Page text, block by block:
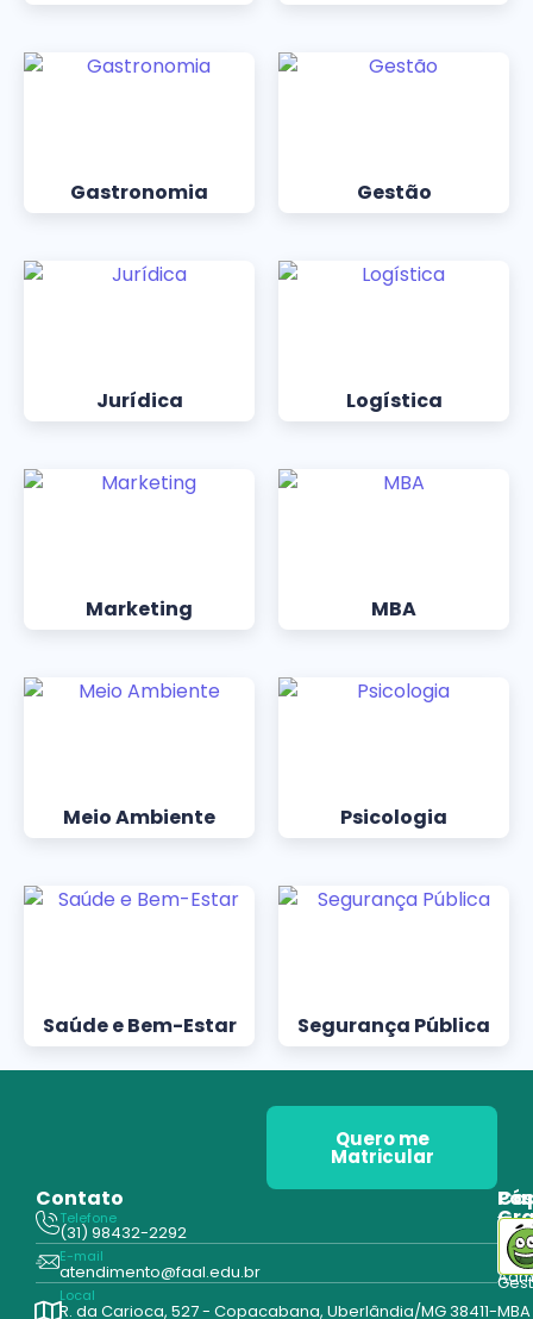
Gastronomia Gestão
Jurídica Logística
Marketing MBA
Meio Ambiente Psicologia
Saúde e Bem-Estar Segurança Pública
Quero me
Matricular
Contato
Telefone
(31) 98432-2292
E-mail
atendimento@faal.edu.br
Local
R. da Carioca, 527 - Copacabana, Uberlândia/MG 38411-MBA